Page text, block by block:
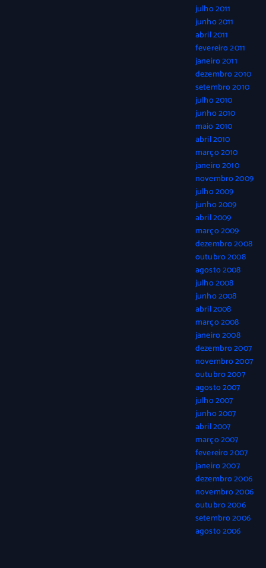
julho 2011
junho 2011
abril 2011
fevereiro 2011
janeiro 2011
dezembro 2010
setembro 2010
julho 2010
junho 2010
maio 2010
abril 2010
março 2010
janeiro 2010
novembro 2009
julho 2009
junho 2009
abril 2009
março 2009
dezembro 2008
outubro 2008
agosto 2008
julho 2008
junho 2008
abril 2008
março 2008
janeiro 2008
dezembro 2007
novembro 2007
outubro 2007
agosto 2007
julho 2007
junho 2007
abril 2007
março 2007
fevereiro 2007
janeiro 2007
dezembro 2006
novembro 2006
outubro 2006
setembro 2006
agosto 2006